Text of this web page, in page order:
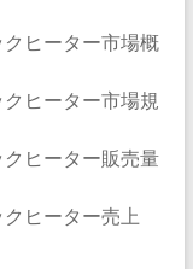
ヒーター市場概
ヒーター市場規
ヒーター販売量
ヒーター売上